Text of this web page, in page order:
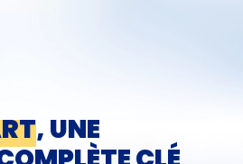
, UNE